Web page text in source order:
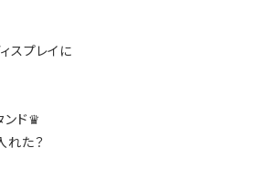
スプレイに
ンド♛
れた？